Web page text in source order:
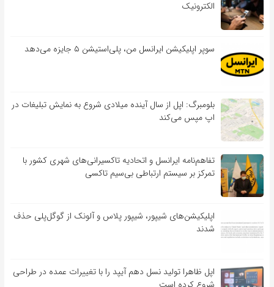
الکترونیک
سوپر اپلیکیشن ایرانسل من، پلی‌استیشن ۵ جایزه می‌دهد
بلومبرگ: اپل از سال آینده میلادی شروع به نمایش تبلیغات در
اپ مپس می‌کند
تفاهم‌نامه‌ ایرانسل و اتحادیه تاکسیرانی‌های شهری کشور با
تمرکز بر سیستم ارتباطی بی‌سیم تاکسی
اپلیکیشن‌های شیپور، شیپور پلاس و آلونک از گوگل‌پلی حذف
شدند
اپل ظاهرا تولید نسل دهم آیپد را با تغییرات عمده در طراحی